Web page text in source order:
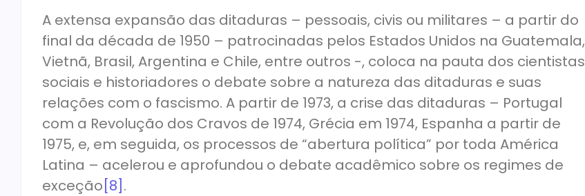
A extensa expansão das ditaduras – pessoais, civis ou militares – a partir do
final da década de 1950 – patrocinadas pelos Estados Unidos na Guatemala,
Vietnã, Brasil, Argentina e Chile, entre outros -, coloca na pauta dos cientistas
sociais e historiadores o debate sobre a natureza das ditaduras e suas
relações com o fascismo. A partir de 1973, a crise das ditaduras – Portugal
com a Revolução dos Cravos de 1974, Grécia em 1974, Espanha a partir de
1975, e, em seguida, os processos de “abertura política” por toda América
Latina – acelerou e aprofundou o debate acadêmico sobre os regimes de
exceção [8] .